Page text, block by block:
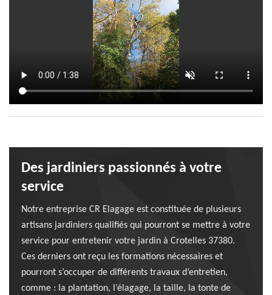
Des jardiniers passionnés à votre
service
Notre entreprise CR Elagage est constituée de plusieurs
artisans jardiniers qualifiés qui pourront se mettre à votre
service pour entretenir votre jardin à Crotelles 37380.
Ces derniers ont reçu les formations nécessaires et
pourront s’occuper de différents travaux d’entretien,
comme : la plantation, l’élagage, la taille, la tonte de